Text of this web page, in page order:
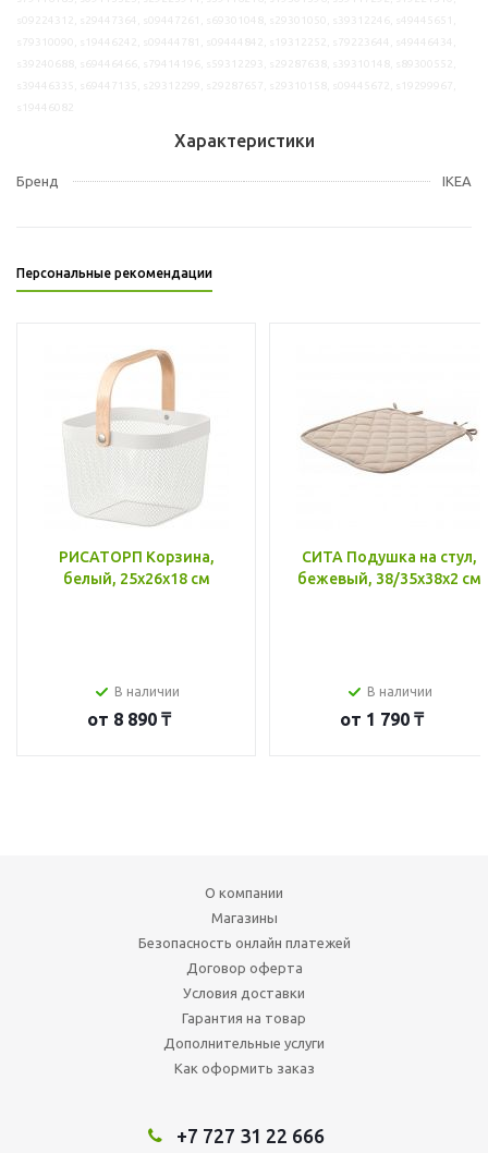
Характеристики
Бренд IKEA
Персональные рекомендации
РИСАТОРП Корзина,
белый, 25x26x18 см
В наличии
от 8 890 ₸
СИТА Подушка на стул,
бежевый, 38/35x38x2 см
В наличии
от 1 790 ₸
О компании
Магазины
Безопасность онлайн платежей
Договор оферта
Условия доставки
Гарантия на товар
Дополнительные услуги
Как оформить заказ
+7 727 31 22 666